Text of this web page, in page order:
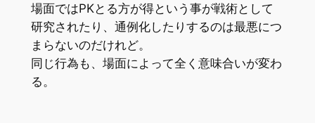
場面ではPKとる方が得という事が戦術として
研究されたり、通例化したりするのは最悪につ
まらないのだけれど。
同じ行為も、場面によって全く意味合いが変わ
る。